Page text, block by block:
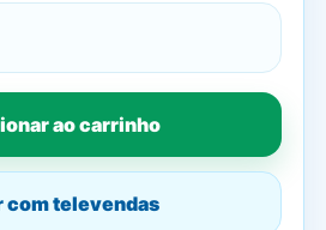
ao carrinho
com televendas